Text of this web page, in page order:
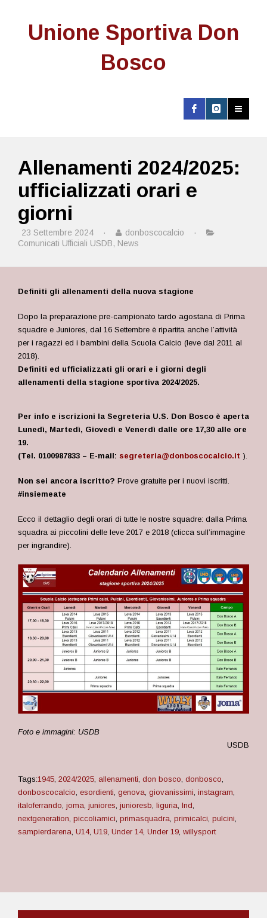
Unione Sportiva Don
Bosco
Allenamenti 2024/2025:
ufficializzati orari e
giorni
23 Settembre 2024 · donboscocalcio
·
Comunicati Ufficiali USDB, News
Definiti gli allenamenti della nuova stagione
Dopo la preparazione pre-campionato tardo agostana di Prima
squadre e Juniores, dal 16 Settembre è ripartita anche l’attività
per i ragazzi ed i bambini della Scuola Calcio (leve dal 2011 al
2018).
Definiti ed ufficializzati gli orari e i giorni degli
allenamenti della stagione sportiva 2024/2025.
Per info e iscrizioni la Segreteria U.S. Don Bosco è aperta
Lunedì, Martedì, Giovedì e Venerdì dalle ore 17,30 alle ore
19.
(Tel. 0100987833 – E-mail: segreteria@donboscocalcio.it ).
Non sei ancora iscritto? Prove gratuite per i nuovi iscritti.
#insiemeate
Ecco il dettaglio degli orari di tutte le nostre squadre: dalla Prima
squadra ai piccolini delle leve 2017 e 2018 (clicca sull’immagine
per ingrandire).
Foto e immagini: USDB
USDB
Tags:1945 2024/2025 allenamenti don bosco donbosco
donboscocalcio esordienti genova giovanissimi instagram
italoferrando joma juniores junioresb liguria lnd
nextgeneration piccoliamici primasquadra primicalci pulcini
sampierdarena U14, U19 Under 14, Under 19 willysport